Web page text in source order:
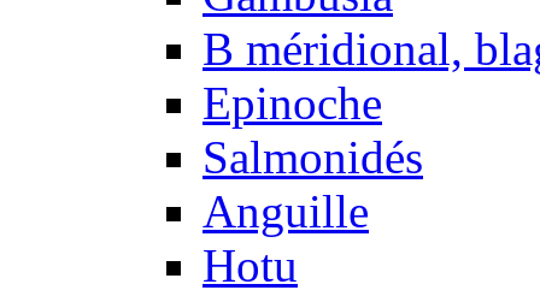
B méridional,
Epinoche
Salmonidés
Anguille
Hotu